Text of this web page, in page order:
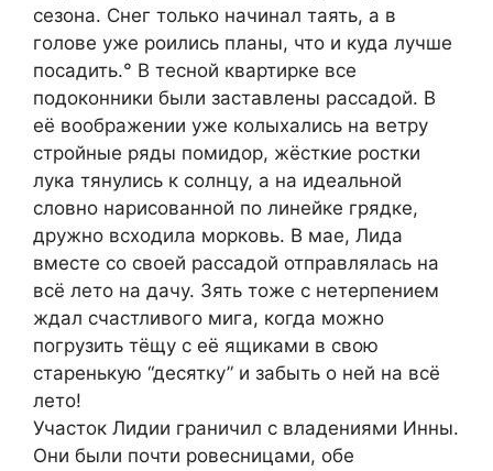
сезона. Снег только начинал таять, а в
голове уже роились планы, что и куда лучше
посадить.° В тесной квартирке все
подоконники были заставлены рассадой. В
её воображении уже колыхались на ветру
стройные ряды помидор, жёсткие ростки
лука тянулись к солнцу, а на идеальной
словно нарисованной по линейке грядке,
дружно всходила морковь. В мае, Лида
вместе со своей рассадой отправлялась на
всё лето на дачу. Зять тоже с нетерпением
ждал счастливого мига, когда можно
погрузить тёщу с её ящиками в свою
старенькую “десятку” и забыть о ней на всё
лето!
Участок Лидии граничил с владениями Инны.
Они были почти ровесницами, обе